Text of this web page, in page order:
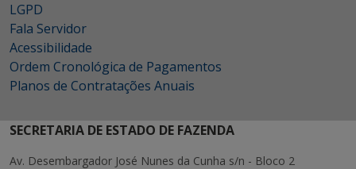
LGPD
Fala Servidor
Acessibilidade
Ordem Cronológica de Pagamentos
Planos de Contratações Anuais
SECRETARIA DE ESTADO DE FAZENDA
Av. Desembargador José Nunes da Cunha s/n - Bloco 2